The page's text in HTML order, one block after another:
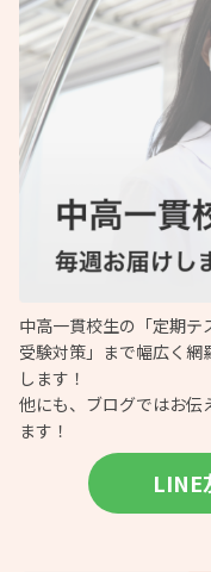
中高一貫校生の「定期
受験対策」まで幅広く網
します！
他にも、ブログではお伝
ます！
LINE